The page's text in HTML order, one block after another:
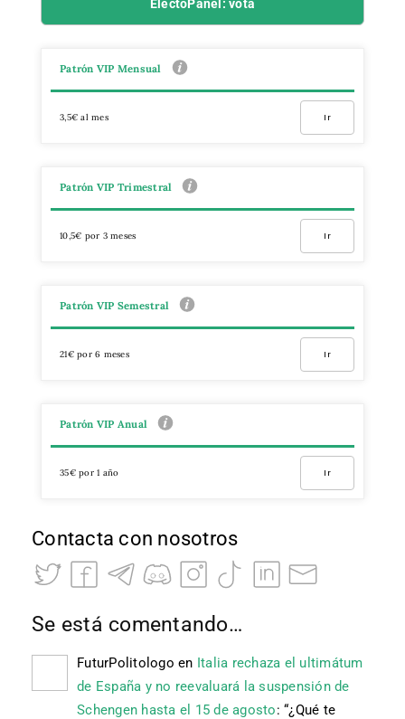
ElectoPanel: vota
Patrón VIP Mensual
3,5€ al mes Ir
Patrón VIP Trimestral
10,5€ por 3 meses Ir
Patrón VIP Semestral
21€ por 6 meses Ir
Patrón VIP Anual
35€ por 1 año Ir
Contacta con nosotros
Se está comentando…
FuturPolitologo en Italia rechaza el ultimátum
de España y no reevaluará la suspensión de
Schengen hasta el 15 de agosto: “¿Qué te